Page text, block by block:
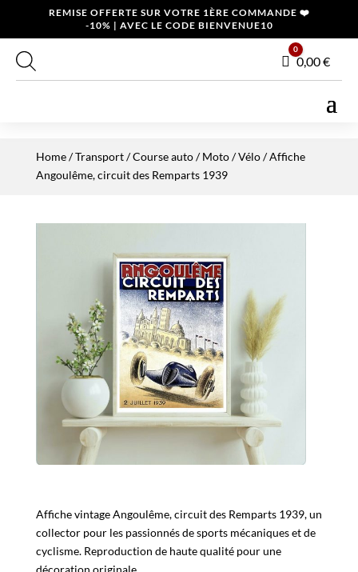
REMISE OFFERTE SUR VOTRE 1ÈRE COMMANDE ❤️
-10% | AVEC LE CODE BIENVENUE10
Panier
0
0,00€
Home/Transport/Course auto / Moto / Vélo/ Affiche
Angoulême, circuit des Remparts 1939
Affiche vintage Angoulême, circuit des Remparts 1939, un
collector pour les passionnés de sports mécaniques et de
cyclisme. Reproduction de haute qualité pour une